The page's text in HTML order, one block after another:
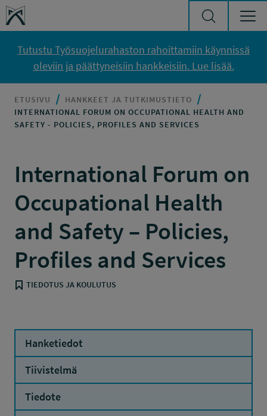
Siirry sisältöön
Työsuojelurahasto
Tutustu Työsuojelurahaston rahoittamiin käynnissä
oleviin ja päättyneisiin hankkeisiin. Lue lisää.
ETUSIVU
HANKKEET JA TUTKIMUSTIETO
INTERNATIONAL FORUM ON OCCUPATIONAL HEALTH AND
SAFETY - POLICIES, PROFILES AND SERVICES
International Forum on
Occupational Health
and Safety – Policies,
Profiles and Services
TIEDOTUS JA KOULUTUS
Hanketiedot
Tiivistelmä
Tiedote